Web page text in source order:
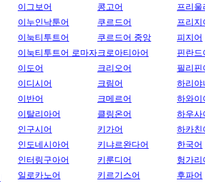
이그보어
이누인낙툰어
이눅티투트어
이눅티투트어 로마자
이도어
이디시어
이반어
이탈리아어
인구시어
인도네시아어
인터링구아어
일로카노어
콩고어
쿠르드어
쿠르드어 중앙
크로아티아어
크리오어
크림어
크메르어
클링온어
키가어
키냐르완다어
키룬디어
키르기스어
프리울
프리지
피지어
핀란드
필리핀
하리야
하와이
하우사
하카친
한국어
헝가리
후파어